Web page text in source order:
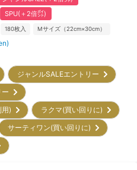
SPU(＋2倍㌽)
180枚入 Mサイズ（22cm×30cm）
ジャンルSALEエントリー
ー
用)
ラクマ(買い回りに)
サーティワン(買い回りに)